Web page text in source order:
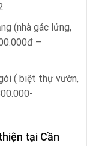
(nhà gác lửng,
–
( biệt thự vườn,
tại Cần